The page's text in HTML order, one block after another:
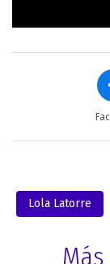
Lola Latorre